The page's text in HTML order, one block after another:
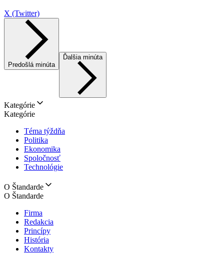
X (Twitter)
Predošlá minúta
Ďalšia minúta
Kategórie
Kategórie
Téma týždňa
Politika
Ekonomika
Spoločnosť
Technológie
O Štandarde
O Štandarde
Firma
Redakcia
Princípy
História
Kontakty